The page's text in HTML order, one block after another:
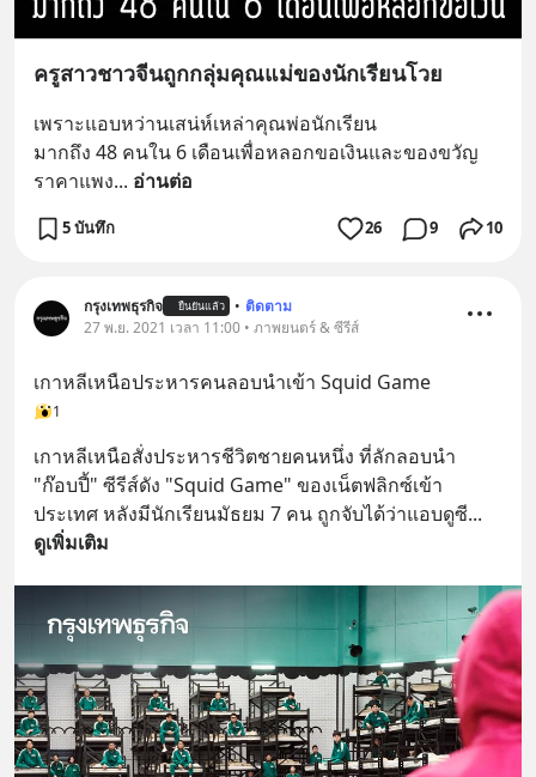
ครูสาวชาวจีนถูกกลุ่มคุณแม่ของนักเรียนโวย
เพราะแอบหว่านเสน่ห์เหล่าคุณพ่อนักเรียน
มากถึง 48 คนใน 6 เดือนเพื่อหลอกขอเงินและของขวัญ
ราคาแพง... อ่านต่อ
5 บันทึก 26 9 10
กรุงเทพธุรกิจ ยืนยันแล้ว • ติดตาม
27 พ.ย. 2021 เวลา 11:00 • ภาพยนตร์ & ซีรีส์
เกาหลีเหนือประหารคนลอบนำเข้า Squid Game
1
เกาหลีเหนือสั่งประหารชีวิตชายคนหนึ่ง ที่ลักลอบนำ
"ก๊อบปี้" ซีรีส์ดัง "Squid Game" ของเน็ตฟลิกซ์เข้า
ประเทศ หลังมีนักเรียนมัธยม 7 คน ถูกจับได้ว่าแอบดูซี...
ดูเพิ่มเติม